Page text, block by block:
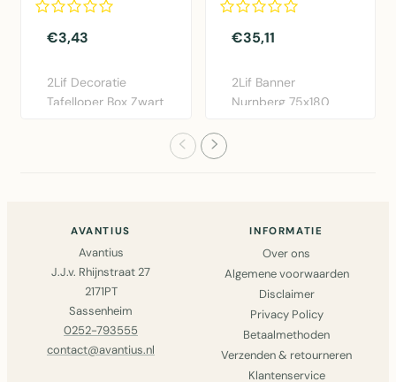
€3,43
2Lif Decoratie
Tafelloper Box Zwart
€35,11
2Lif Banner
Nurnberg 75x180
AVANTIUS
Avantius
J.J.v. Rhijnstraat 27
2171PT
Sassenheim
0252-793555
contact@avantius.nl
INFORMATIE
Over ons
Algemene voorwaarden
Disclaimer
Privacy Policy
Betaalmethoden
Verzenden & retourneren
Klantenservice